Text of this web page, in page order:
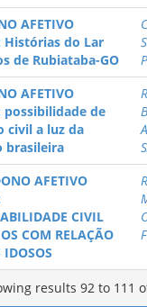
AFETIVO
Histórias do Lar
de Rubiataba-GO
AFETIVO
possibilidade de
civil a luz da
brasileira
AFETIVO
CIVIL
COM RELAÇÃO
results 92 to 111